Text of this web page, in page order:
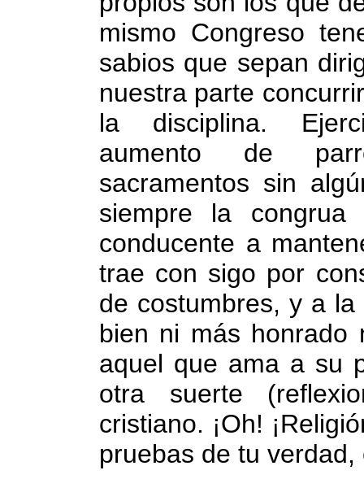
mismo Congreso
sabios que sepan
nuestra parte
la disciplina.
aumento de
sacramentos sin
siempre la
conducente a
trae con sigo por
de costumbres, y a
bien ni más honrado
aquel que ama a su
otra suerte
cristiano. ¡Oh!
pruebas de tu